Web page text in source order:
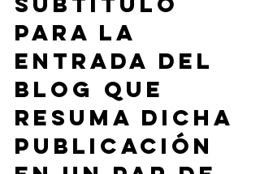
para la
entrada del
blog que
resuma dicha
publicación